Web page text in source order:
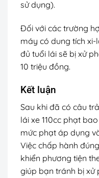
sử dụng).
Đối với các trường
máy có dung tích xi-
đủ tuổi lái sẽ bị xử
10 triệu đồng.
Kết luận
Sau khi đã có câu
lái xe 110cc phạt
mức phạt áp dụng
Việc chấp hành
khiển phương tiện
giúp bạn tránh bị xử